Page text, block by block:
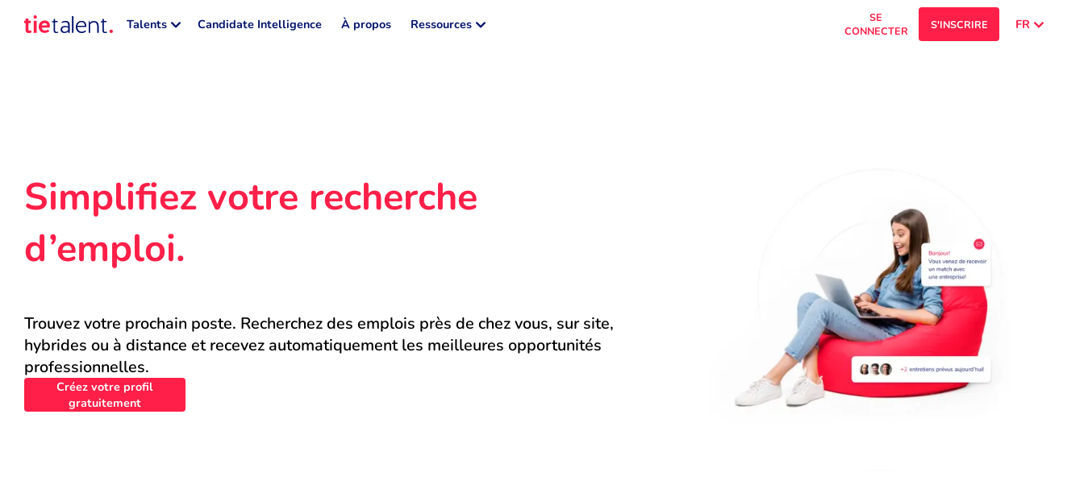
Talents Candidate Intelligence À propos Ressources
SE
CONNECTER
S'INSCRIRE FR
Simplifiez votre recherche
d’emploi.
Trouvez votre prochain poste. Recherchez des emplois près de chez vous, sur site,
hybrides ou à distance et recevez automatiquement les meilleures opportunités
professionnelles.
Créez votre profil
gratuitement